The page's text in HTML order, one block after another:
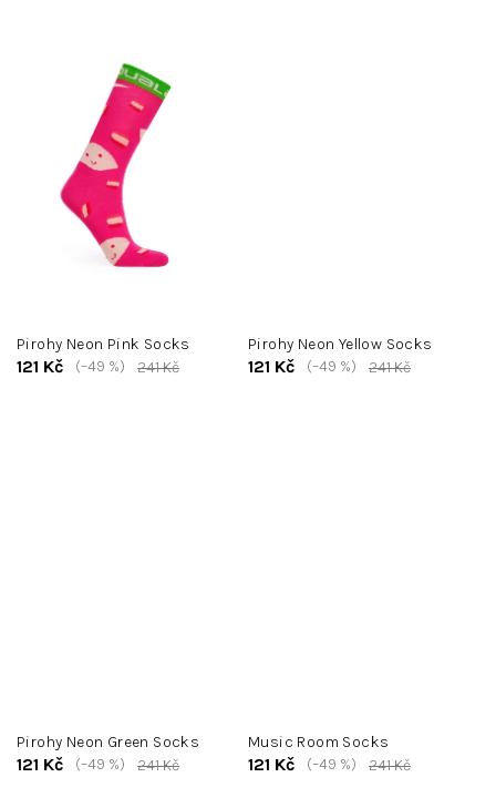
Pirohy Neon Pink Socks
121 Kč 241 Kč
(–49 %)
Pirohy Neon Yellow Socks
121 Kč 241 Kč
(–49 %)
Pirohy Neon Green Socks
121 Kč 241 Kč
(–49 %)
Music Room Socks
121 Kč 241 Kč
(–49 %)